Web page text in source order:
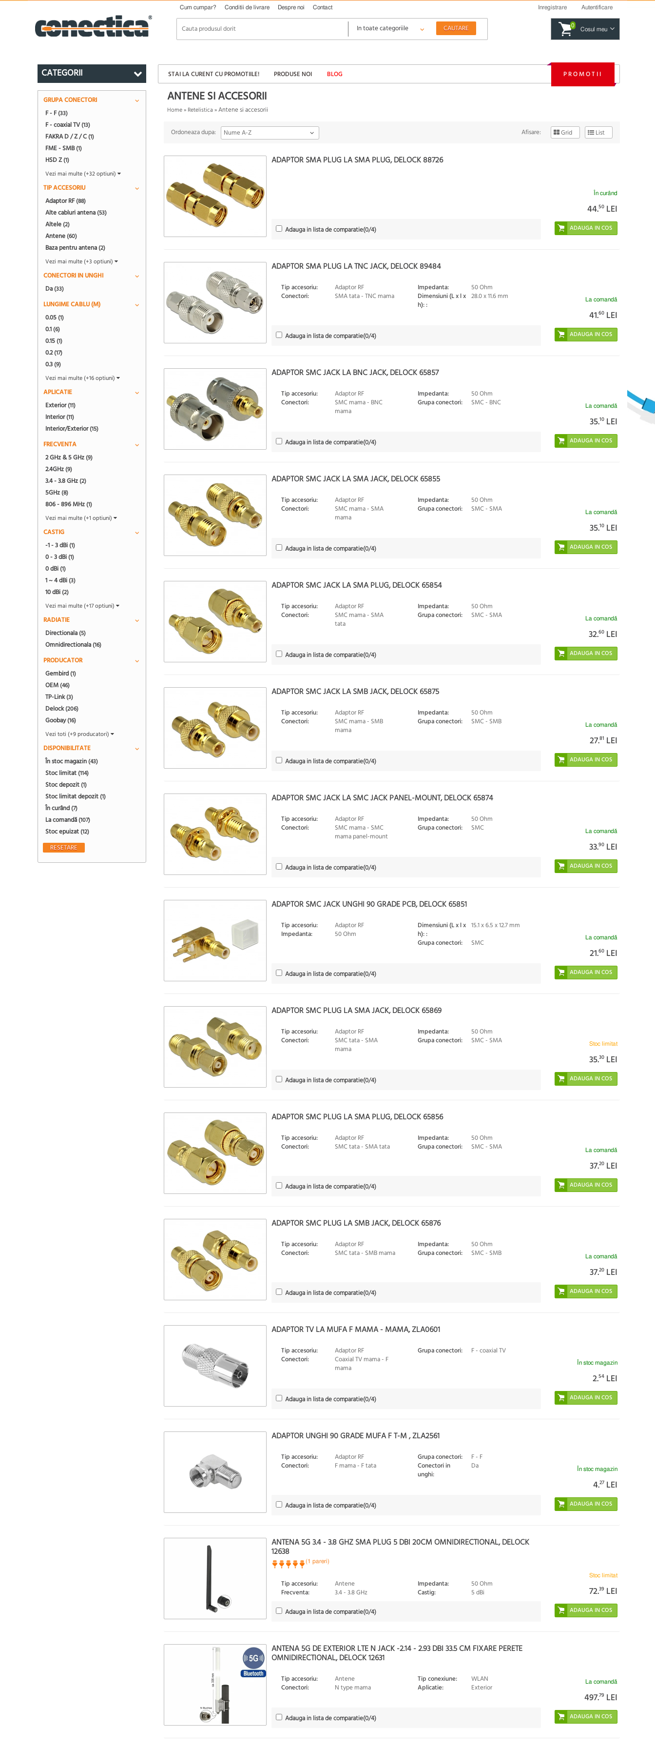
Cum cumpar? Conditii de livrare Despre noi Contact Inregistrare Autentificare
0
Cosul meu
CATEGORII STAI LA CURENT CU PROMOTIILE! PRODUSE NOI BLOG PROMOTII
ANTENE SI ACCESORII
Home» Retelistica »Antene si accesorii
Ordoneaza dupa: Nume A-Z Afisare: Grid List
ADAPTOR SMA PLUG LA SMA PLUG, DELOCK 88726
Adauga in lista de comparatie(0/4)
În curând
44.50 LEI
ADAPTOR SMA PLUG LA TNC JACK, DELOCK 89484
Tip accesoriu:
Adaptor RF
Conectori:
SMA tata - TNC mama
Impedanta:
50 Ohm
Dimensiuni (L x l x
h): :
28.0 x 11.6 mm
Adauga in lista de comparatie(0/4)
La comandă
41.60 LEI
ADAPTOR SMC JACK LA BNC JACK, DELOCK 65857
Tip accesoriu:
Adaptor RF
Conectori:
SMC mama - BNC
mama
Impedanta:
50 Ohm
Grupa conectori:
SMC - BNC
Adauga in lista de comparatie(0/4)
La comandă
35.10 LEI
ADAPTOR SMC JACK LA SMA JACK, DELOCK 65855
Tip accesoriu:
Adaptor RF
Conectori:
SMC mama - SMA
mama
Impedanta:
50 Ohm
Grupa conectori:
SMC - SMA
Adauga in lista de comparatie(0/4)
La comandă
35.10 LEI
ADAPTOR SMC JACK LA SMA PLUG, DELOCK 65854
Tip accesoriu:
Adaptor RF
Conectori:
SMC mama - SMA
tata
Impedanta:
50 Ohm
Grupa conectori:
SMC - SMA
Adauga in lista de comparatie(0/4)
La comandă
32.60 LEI
ADAPTOR SMC JACK LA SMB JACK, DELOCK 65875
Tip accesoriu:
Adaptor RF
Conectori:
SMC mama - SMB
mama
Impedanta:
50 Ohm
Grupa conectori:
SMC - SMB
Adauga in lista de comparatie(0/4)
La comandă
27.81 LEI
ADAPTOR SMC JACK LA SMC JACK PANEL-MOUNT, DELOCK 65874
Tip accesoriu:
Adaptor RF
Conectori:
SMC mama - SMC
mama panel-mount
Impedanta:
50 Ohm
Grupa conectori:
SMC
Adauga in lista de comparatie(0/4)
La comandă
33.90 LEI
ADAPTOR SMC JACK UNGHI 90 GRADE PCB, DELOCK 65851
Tip accesoriu:
Adaptor RF
Impedanta:
50 Ohm
Dimensiuni (L x l x
h): :
15.1 x 6.5 x 12.7 mm
Grupa conectori:
SMC
Adauga in lista de comparatie(0/4)
La comandă
21.60 LEI
ADAPTOR SMC PLUG LA SMA JACK, DELOCK 65869
Tip accesoriu:
Adaptor RF
Conectori:
SMC tata - SMA
mama
Impedanta:
50 Ohm
Grupa conectori:
SMC - SMA
Adauga in lista de comparatie(0/4)
Stoc limitat
35.30 LEI
ADAPTOR SMC PLUG LA SMA PLUG, DELOCK 65856
Tip accesoriu:
Adaptor RF
Conectori:
SMC tata - SMA tata
Impedanta:
50 Ohm
Grupa conectori:
SMC - SMA
Adauga in lista de comparatie(0/4)
La comandă
37.20 LEI
ADAPTOR SMC PLUG LA SMB JACK, DELOCK 65876
Tip accesoriu:
Adaptor RF
Conectori:
SMC tata - SMB mama
Impedanta:
50 Ohm
Grupa conectori:
SMC - SMB
Adauga in lista de comparatie(0/4)
La comandă
37.20 LEI
ADAPTOR TV LA MUFA F MAMA - MAMA, ZLA0601
Tip accesoriu:
Adaptor RF
Conectori:
Coaxial TV mama - F
mama
Grupa conectori: F - coaxial TV
Adauga in lista de comparatie(0/4)
În stoc magazin
2.54 LEI
ADAPTOR UNGHI 90 GRADE MUFA F T-M , ZLA2561
Tip accesoriu:
Adaptor RF
Conectori:
F mama - F tata
Grupa conectori:
F - F
Conectori in
unghi:
Da
Adauga in lista de comparatie(0/4)
În stoc magazin
4.27 LEI
ANTENA 5G 3.4 - 3.8 GHZ SMA PLUG 5 DBI 20CM OMNIDIRECTIONAL, DELOCK
12638
(1 pareri)
Tip accesoriu:
Antene
Frecventa:
3.4 - 3.8 GHz
Impedanta:
50 Ohm
Castig:
5 dBi
Adauga in lista de comparatie(0/4)
Stoc limitat
72.39 LEI
ANTENA 5G DE EXTERIOR LTE N JACK -2.14 - 2.93 DBI 33.5 CM FIXARE PERETE
OMNIDIRECTIONAL, DELOCK 12631
Tip accesoriu:
Antene
Conectori:
N type mama
Tip conexiune:
WLAN
Aplicatie:
Exterior
Adauga in lista de comparatie(0/4)
La comandă
497.79 LEI
GRUPA CONECTORI
F - F(33)
F - coaxial TV(13)
FAKRA D / Z / C (1)
FME - SMB(1)
HSD Z(1)
Vezi mai multe (+32 optiuni)
TIP ACCESORIU
Adaptor RF(88)
Alte cabluri antena (53)
Altele (2)
Antene (60)
Baza pentru antena (2)
Vezi mai multe (+3 optiuni)
CONECTORI IN UNGHI
Da (33)
LUNGIME CABLU (M)
0.05 (1)
0.1 (6)
0.15 (1)
0.2(17)
0.3 (9)
Vezi mai multe (+16 optiuni)
APLICATIE
Exterior(11)
Interior(11)
Interior/Exterior(15)
FRECVENTA
2 GHz & 5 GHz (9)
2.4GHz (9)
3.4 - 3.8 GHz (2)
5GHz (8)
806 - 896 MHz (1)
Vezi mai multe (+1 optiuni)
CASTIG
-1 - 3 dBi (1)
0 - 3 dBi (1)
0 dBi (1)
1 ~ 4 dBi (3)
10 dBi (2)
Vezi mai multe (+17 optiuni)
RADIATIE
Directionala (5)
Omnidirectionala (16)
PRODUCATOR
Gembird (1)
OEM (46)
TP-Link(3)
Delock(206)
Goobay(16)
Vezi toti (+9 producatori)
DISPONIBILITATE
În stoc magazin (43)
Stoc limitat (114)
Stoc depozit (1)
Stoc limitat depozit (1)
În curând (7)
La comandă (107)
Stoc epuizat (12)
RESETARE